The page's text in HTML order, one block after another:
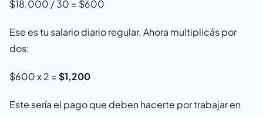
$18.000 / 30 = $600
Ese es tu salario diario regular. Ahora multiplicás por
dos:
$600 x 2 =$1,200
Este sería el pago que deben hacerte por trabajar en